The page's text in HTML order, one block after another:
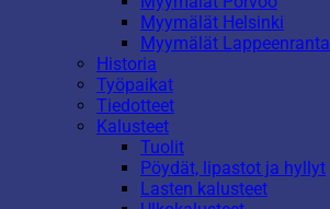
Myymälät Helsinki
Myymälät Lappeenranta
Historia
Työpaikat
Tiedotteet
Kalusteet
Tuolit
Pöydät, lipastot ja hyllyt
Lasten kalusteet